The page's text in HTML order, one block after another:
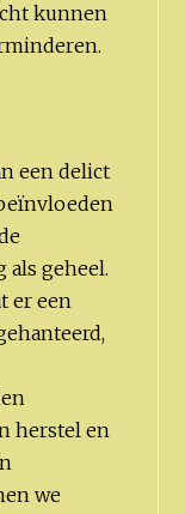
kunnen
een delict
als geheel.
er een
herstel en
we